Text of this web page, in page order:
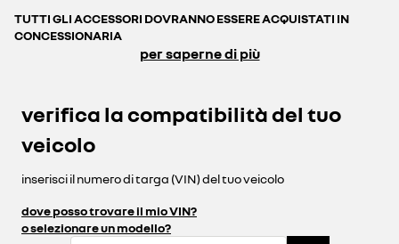
TUTTI GLI ACCESSORI DOVRANNO ESSERE ACQUISTATI IN
CONCESSIONARIA
per saperne di più
verifica la compatibilità del tuo
veicolo
inserisci il numero di targa (VIN) del tuo veicolo
dove posso trovare il mio VIN?
o selezionare un modello?